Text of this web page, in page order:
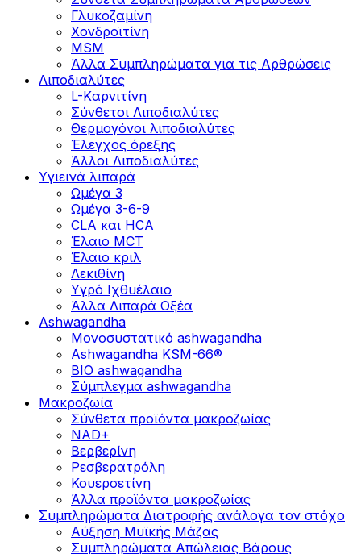
Γλυκοζαμίνη
Χονδροϊτίνη
MSM
Άλλα Συμπληρώματα για τις Αρθρώσεις
Λιποδιαλύτες
L-Kαρνιτίνη
Σύνθετοι Λιποδιαλύτες
Θερμογόνοι λιποδιαλύτες
Έλεγχος όρεξης
Άλλοι Λιποδιαλύτες
Υγιεινά λιπαρά
Ωμέγα 3
Ωμέγα 3-6-9
CLA και HCA
Έλαιο MCT
Έλαιο κριλ
Λεκιθίνη
Υγρό Ιχθυέλαιο
Άλλα Λιπαρά Οξέα
Ashwagandha
Μονοσυστατικό ashwagandha
Ashwagandha KSM-66®
BIO ashwagandha
Σύμπλεγμα ashwagandha
Μακροζωία
Σύνθετα προϊόντα μακροζωίας
NAD+
Βερβερίνη
Ρεσβερατρόλη
Κουερσετίνη
Άλλα προϊόντα μακροζωίας
Συμπληρώματα Διατροφής ανάλογα τον στόχο
Αύξηση Μυϊκής Μάζας
Συμπληρώματα Aπώλειας Βάρους